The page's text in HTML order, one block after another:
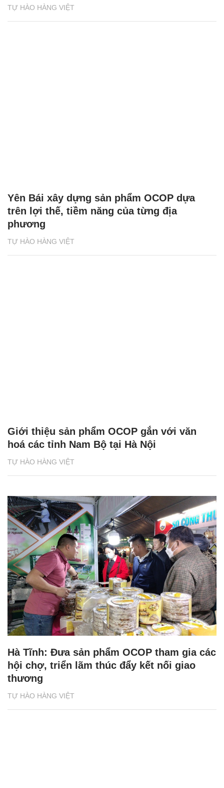
TỰ HÀO HÀNG VIỆT
TỰ HÀO HÀNG VIỆT
Yên Bái xây dựng sản phẩm OCOP dựa
trên lợi thế, tiềm năng của từng địa
phương
TỰ HÀO HÀNG VIỆT
Giới thiệu sản phẩm OCOP gắn với văn
hoá các tỉnh Nam Bộ tại Hà Nội
TỰ HÀO HÀNG VIỆT
Hà Tĩnh: Đưa sản phẩm OCOP tham gia các
hội chợ, triển lãm thúc đẩy kết nối giao
thương